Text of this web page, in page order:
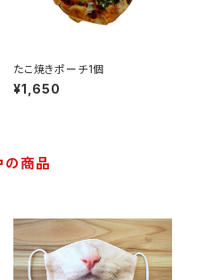
たこ焼きポーチ1個
¥1,650
の商品